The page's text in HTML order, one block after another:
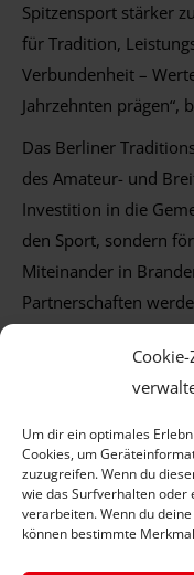
Um dir ein optimales
Cookies, um
zuzugreifen. Wenn du
wie das Surfverhalten oder
verarbeiten. Wenn du
können bestimmte
Spitzensport stärker
für Tradition,
Verbundenheit –
Jahrzehnten prägen“,
Das Berliner
des Amateur- und
Investition in die
den Sport, sondern
Miteinander in
Partnerschaften
Neuer